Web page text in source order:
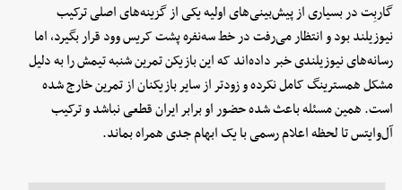
گاربِت در بسیاری از پیش‌بینی‌های اولیه یکی از گزینه‌های اصلی ترکیب
نیوزیلند بود و انتظار می‌رفت در خط سه‌نفره پشت کریس وود قرار بگیرد، اما
رسانه‌های نیوزیلندی خبر داده‌اند که این بازیکن تمرین شنبه تیمش را به دلیل
مشکل همسترینگ کامل نکرده و زودتر از سایر بازیکنان از تمرین خارج شده
است. همین مسئله باعث شده حضور او برابر ایران قطعی نباشد و ترکیب
آل‌وایتس تا لحظه اعلام رسمی با یک ابهام جدی همراه بماند.